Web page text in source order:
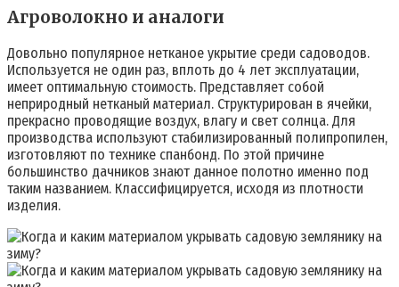
Агроволокно и аналоги
Довольно популярное нетканое укрытие среди садоводов.
Используется не один раз, вплоть до 4 лет эксплуатации,
имеет оптимальную стоимость. Представляет собой
неприродный нетканый материал. Структурирован в ячейки,
прекрасно проводящие воздух, влагу и свет солнца. Для
производства используют стабилизированный полипропилен,
изготовляют по технике спанбонд. По этой причине
большинство дачников знают данное полотно именно под
таким названием. Классифицируется, исходя из плотности
изделия.